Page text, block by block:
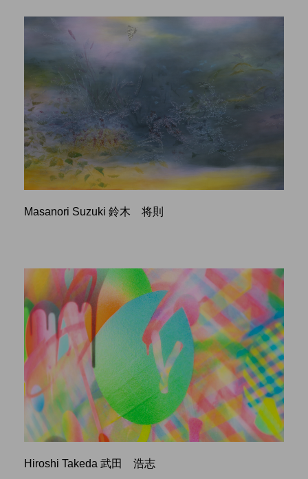
Masanori Suzuki 鈴木 将則
Hiroshi Takeda 武田 浩志